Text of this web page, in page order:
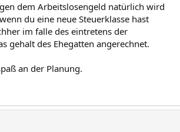
dem Arbeitslosengeld natürlich wird
du eine neue Steuerklasse hast
im falle des eintretens der
gehalt des Ehegatten angerechnet.
an der Planung.